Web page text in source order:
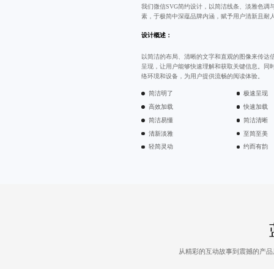
我们微信SVG简约设计，以简洁线条、淡雅色调
素，于极简中深蕴品牌内涵，赋予用户清新且耐
设计概述：
以简洁的布局、清晰的文字和直观的图像来传达
呈现，让用户能够快速理解和获取关键信息。同
络环境和设备，为用户提供流畅的阅读体验。
简洁明了
极速呈现
高效加载
快速加载
简洁易懂
简洁清晰
清新淡雅
至简至美
轻简灵动
约而有韵
从精彩的互动故事到震撼的产